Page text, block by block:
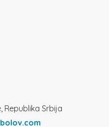
Republika Srbija